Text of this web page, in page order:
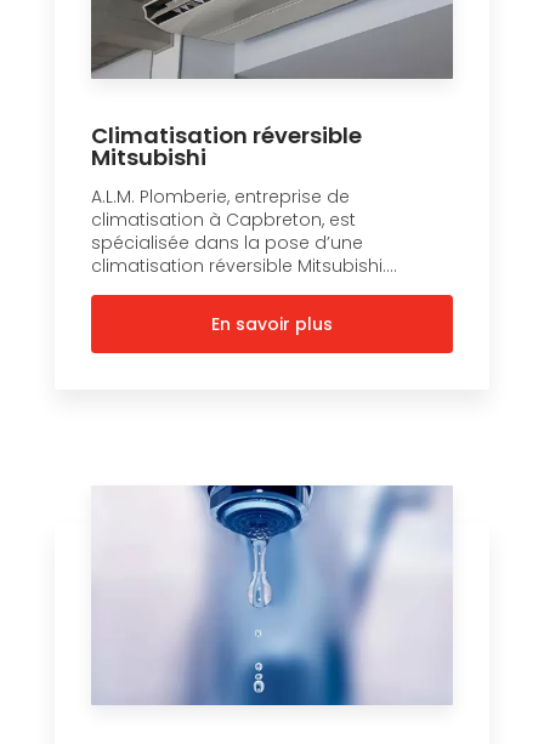
Climatisation réversible
Mitsubishi
A.L.M. Plomberie, entreprise de
climatisation à Capbreton, est
spécialisée dans la pose d’une
climatisation réversible Mitsubishi....
En savoir plus